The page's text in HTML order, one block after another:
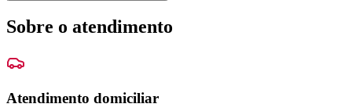
Sobre o atendimento
Atendimento domiciliar